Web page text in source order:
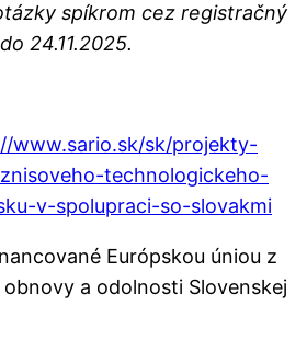
spíkrom cez registračný
24.11.2025.
www.sario.sk/sk/projekty-
technologickeho-
v-spolupraci-so-slovakmi
Európskou úniou z
a odolnosti Slovenskej